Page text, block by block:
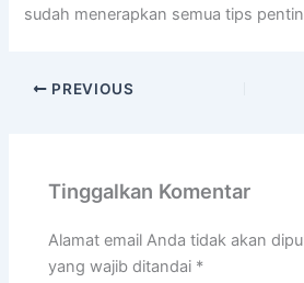
sudah menerapkan semua tips
PREVIOUS
Tinggalkan Komentar
Alamat email Anda tidak akan
yang wajib ditandai *